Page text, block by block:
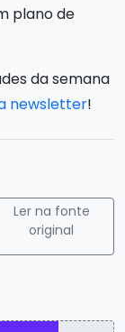
plano de
da semana
newsletter!
Ler na fonte
original